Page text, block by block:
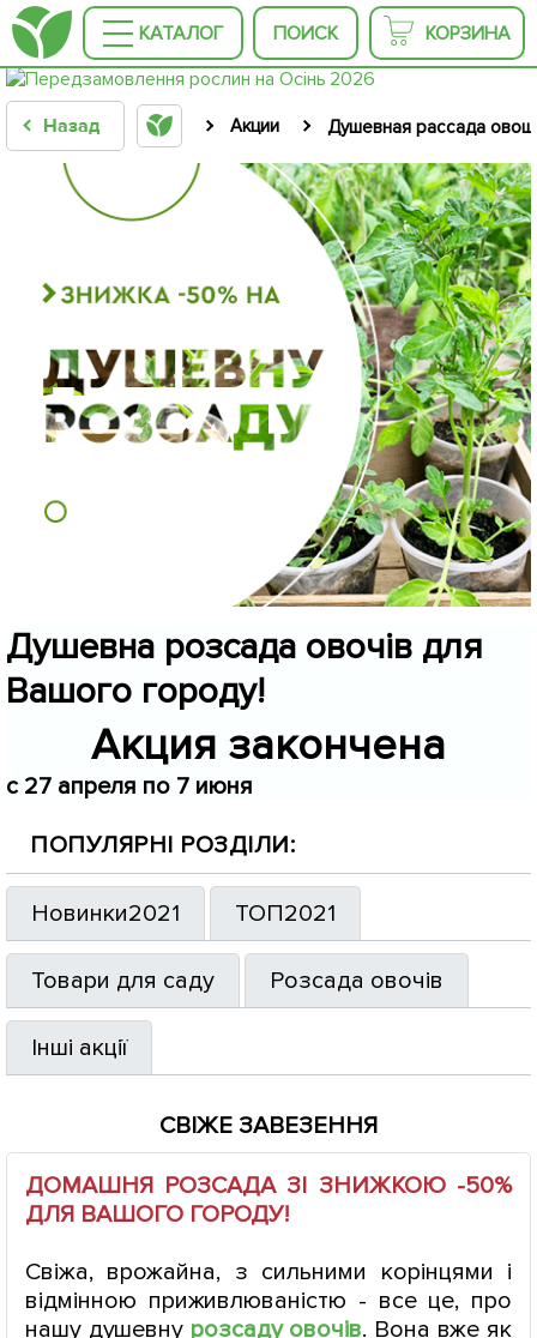
КАТАЛОГ ПОИСК КОРЗИНА
Назад Акции Душевная рассада
Душевна розсада овочів для
Вашого городу!
Акция закончена
c 27 апреля по 7 июня
ПОПУЛЯРНІ РОЗДІЛИ:
Новинки2021 ТОП2021
Товари для саду Розсада овочів
Інші акції
СВІЖЕ ЗАВЕЗЕННЯ
ДОМАШНЯ РОЗСАДА ЗІ ЗНИЖКОЮ -50%
ДЛЯ ВАШОГО ГОРОДУ!
Свіжа, врожайна, з сильними корінцями і
відмінною приживлюваністю - все це, про
нашу душевну розсаду овочів. Вона вже як